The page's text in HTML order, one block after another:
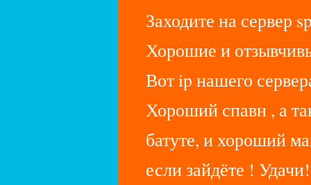
Заходите на сервер
Хорошие и
Вот ip нашего
Хороший спавн , а
батуте, и хороший
если зайдёте !